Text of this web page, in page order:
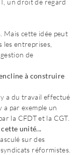
Mais cette idée peut
les entreprises,
de
à construire
a du travail effectué
par exemple un
la CFDT et la CGT.
cette unité...
sur des
réformistes.